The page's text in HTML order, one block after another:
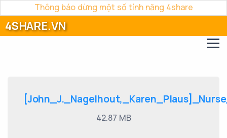
Thông báo dừng một số tính năng 4share
4SHARE.VN
42.87 MB